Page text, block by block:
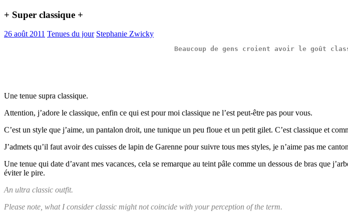
+ Super classique +
26 août 2011 Tenues du jour Stephanie Zwicky
Beaucoup de gens croient avoir le goût
Une tenue supra classique.
Attention, j’adore le classique, enfin ce qui est pour moi classique ne l’est peut-être pas pour vous.
C’est un style que j’aime, un pantalon droit, une tunique un peu floue et un petit gilet. C’est classique et
J’admets qu’il faut avoir des cuisses de lapin de Garenne pour suivre tous mes styles, je n’aime pas me
Une tenue qui date d’avant mes vacances, cela se remarque au teint pâle comme un dessous de bras que
éviter le pire.
An ultra classic outfit.
Please note, what I consider classic might not coincide with your perception of the term.